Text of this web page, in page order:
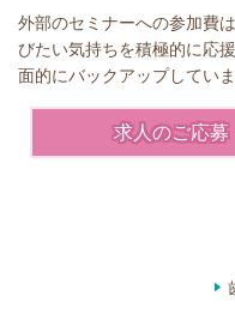
外部のセミナーへの参加費
びたい気持ちを積極的に応
面的にバックアップしていま
求人のご応募